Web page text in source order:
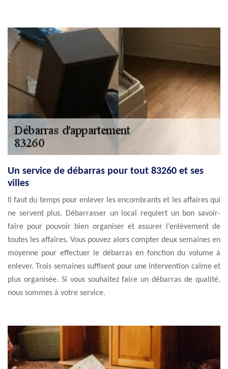
Un service de débarras pour tout 83260 et ses
villes
Il faut du temps pour enlever les encombrants et les affaires qui
ne servent plus. Débarrasser un local requiert un bon savoir-
faire pour pouvoir bien organiser et assurer l’enlèvement de
toutes les affaires. Vous pouvez alors compter deux semaines en
moyenne pour effectuer le débarras en fonction du volume à
enlever. Trois semaines suffisent pour une intervention calme et
plus organisée. Si vous souhaitez faire un débarras de qualité,
nous sommes à votre service.